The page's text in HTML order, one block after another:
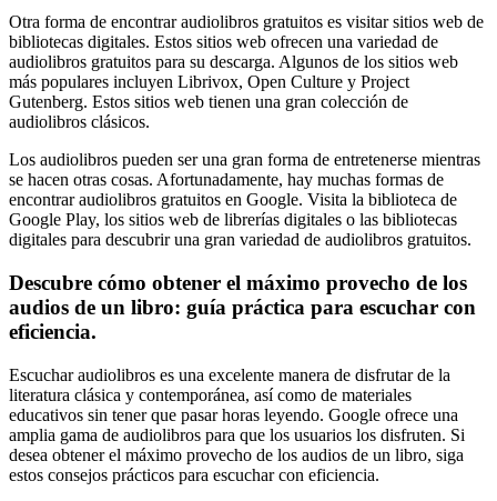
Otra forma de encontrar audiolibros gratuitos es visitar sitios web de
bibliotecas digitales. Estos sitios web ofrecen una variedad de
audiolibros gratuitos para su descarga. Algunos de los sitios web
más populares incluyen Librivox, Open Culture y Project
Gutenberg. Estos sitios web tienen una gran colección de
audiolibros clásicos.
Los audiolibros pueden ser una gran forma de entretenerse mientras
se hacen otras cosas. Afortunadamente, hay muchas formas de
encontrar audiolibros gratuitos en Google. Visita la biblioteca de
Google Play, los sitios web de librerías digitales o las bibliotecas
digitales para descubrir una gran variedad de audiolibros gratuitos.
Descubre cómo obtener el máximo provecho de los
audios de un libro: guía práctica para escuchar con
eficiencia.
Escuchar audiolibros es una excelente manera de disfrutar de la
literatura clásica y contemporánea, así como de materiales
educativos sin tener que pasar horas leyendo. Google ofrece una
amplia gama de audiolibros para que los usuarios los disfruten. Si
desea obtener el máximo provecho de los audios de un libro, siga
estos consejos prácticos para escuchar con eficiencia.